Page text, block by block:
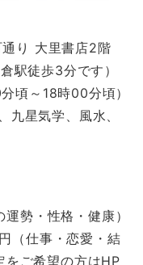
り 大里書店2階
駅徒歩3分です）
～18時00分頃）
星気学、風水、
勢・性格・健康）
仕事・恋愛・結
をご希望の方はHP